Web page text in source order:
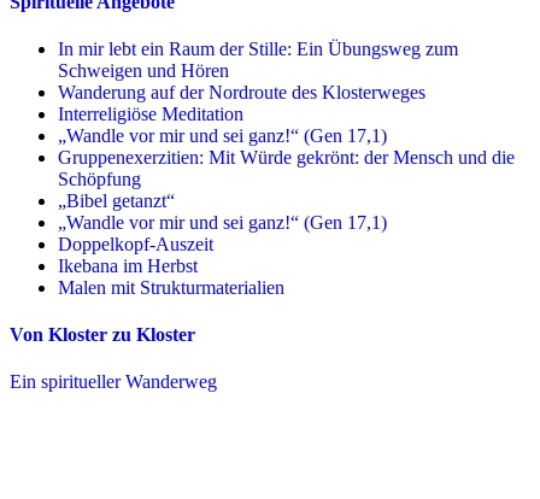
In mir lebt ein Raum der Stille: Ein Übungsweg zum
Schweigen und Hören
Wanderung auf der Nordroute des Klosterweges
Interreligiöse Meditation
„Wandle vor mir und sei ganz!“ (Gen 17,1)
Gruppenexerzitien: Mit Würde gekrönt: der Mensch und die
Schöpfung
„Bibel getanzt“
„Wandle vor mir und sei ganz!“ (Gen 17,1)
Doppelkopf-Auszeit
Ikebana im Herbst
Malen mit Strukturmaterialien
Von Kloster zu Kloster
Ein spiritueller Wanderweg